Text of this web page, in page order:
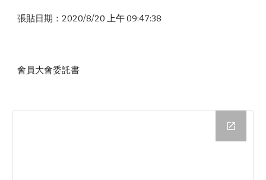
張貼日期：2020/8/20 上午 09:47:38
會員大會委託書